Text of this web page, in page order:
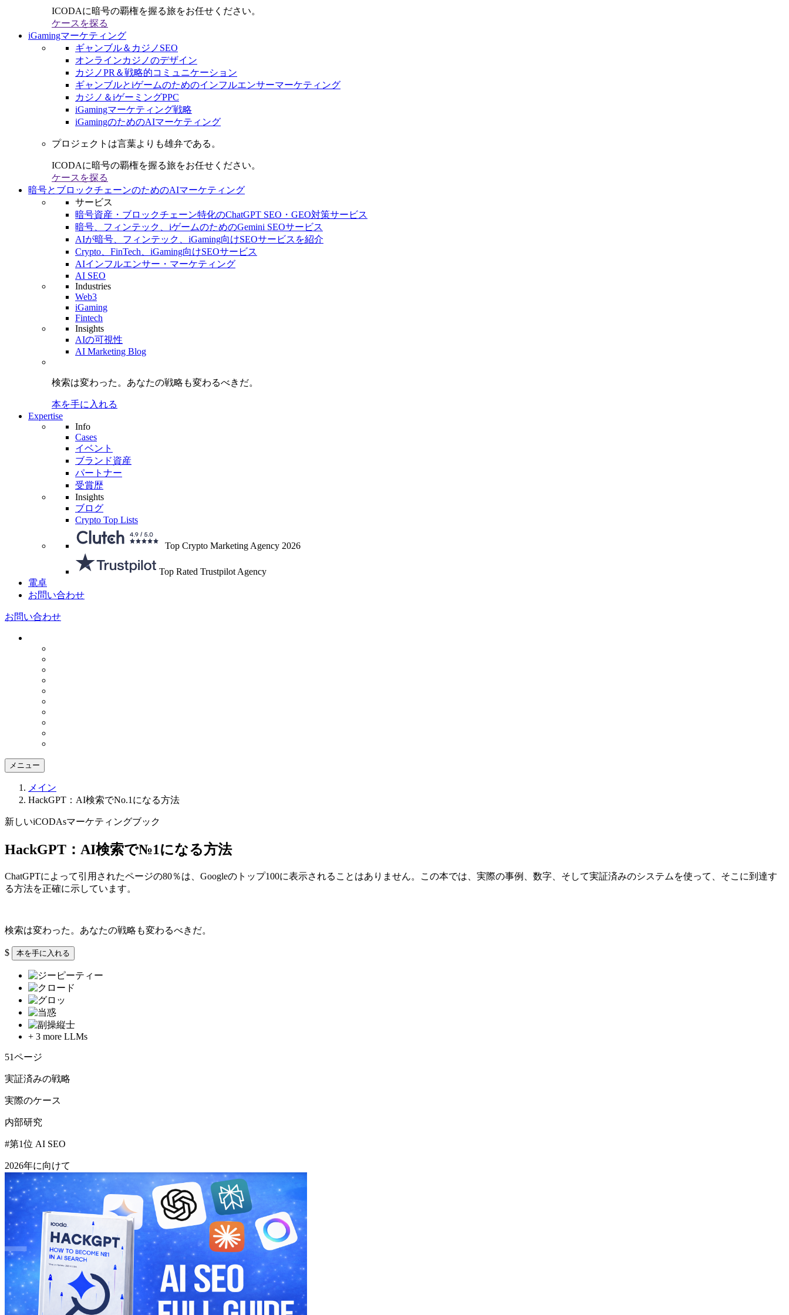
ICODAに暗号の覇権を握る旅をお任せください。
ケースを探る
iGamingマーケティング
ギャンブル＆カジノSEO
オンラインカジノのデザイン
カジノPR＆戦略的コミュニケーション
ギャンブルとiゲームのためのインフルエンサーマーケティング
カジノ＆iゲーミングPPC
iGamingマーケティング戦略
iGamingのためのAIマーケティング
プロジェクトは言葉よりも雄弁である。
ICODAに暗号の覇権を握る旅をお任せください。
ケースを探る
暗号とブロックチェーンのためのAIマーケティング
サービス
暗号資産・ブロックチェーン特化のChatGPT SEO・GEO対策サービス
暗号、フィンテック、iゲームのためのGemini SEOサービス
AIが暗号、フィンテック、iGaming向けSEOサービスを紹介
Crypto、FinTech、iGaming向けSEOサービス
AIインフルエンサー・マーケティング
AI SEO
Industries
Web3
iGaming
Fintech
Insights
AIの可視性
AI Marketing Blog
検索は変わった。 あなたの戦略も変わるべきだ。
本を手に入れる
Expertise
Info
Cases
イベント
ブランド資産
パートナー
受賞歴
Insights
ブログ
Crypto Top Lists
Top Crypto Marketing Agency 2026
Top Rated Trustpilot Agency
電卓
お問い合わせ
お問い合わせ
メニュー
メイン
HackGPT：AI検索でNo.1になる方法
新しいiCODAsマーケティングブック
HackGPT： AI検索で№1になる方法
ChatGPTによって引用されたページの80％は、Googleのトップ100に表示されることはありません。この本では、実際の事例、数字、そして実証済みのシステムを使って、そこに到達す
る方法を正確に示しています。
検索は変わった。 あなたの戦略も変わるべきだ。
$ 本を手に入れる
+ 3 more LLMs
51ページ
実証済みの戦略
実際のケース
内部研究
#第1位 AI SEO
2026年に向けて